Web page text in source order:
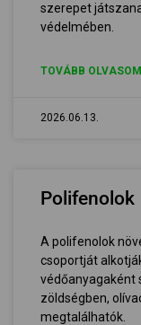
szerepet
védelmében.
TOVÁBB
2026.06.13.
Polifenolok
A polifenolok
csoportját
védőanyagaként
zöldségben,
megtalálhatók.